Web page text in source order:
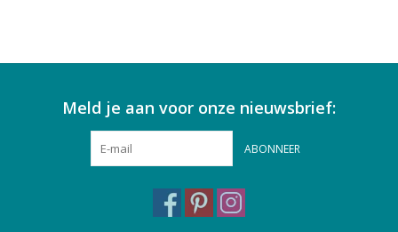
Meld je aan voor onze nieuwsbrief:
ABONNEER